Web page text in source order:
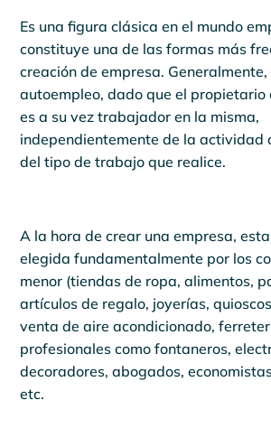
Es una figura clásica en el mundo
constituye una de las formas más
creación de empresa. Generalmente,
autoempleo, dado que el propietario
es a su vez trabajador en la misma,
independientemente de la actividad
del tipo de trabajo que realice.
A la hora de crear una empresa,
elegida fundamentalmente por los
menor (tiendas de ropa, alimentos,
artículos de regalo, joyerías,
venta de aire acondicionado,
profesionales como fontaneros,
decoradores, abogados,
etc.